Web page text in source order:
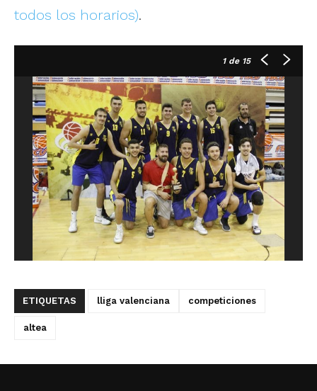
todos los horarios).
1de 15
ETIQUETAS lliga valenciana competiciones
altea